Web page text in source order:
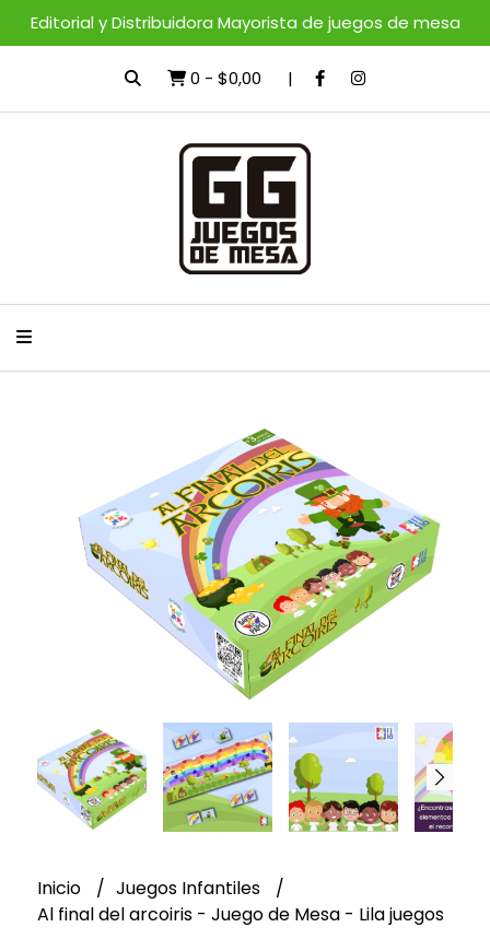
Editorial y Distribuidora Mayorista de juegos de mesa
0 - $0,00
Inicio
Juegos Infantiles
Al final del arcoiris - Juego de Mesa - Lila juegos